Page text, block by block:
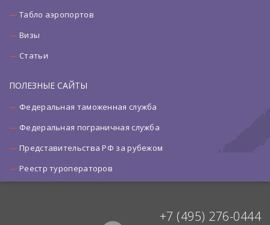
Табло аэропортов
Визы
Статьи
ПОЛЕЗНЫЕ САЙТЫ
Федеральная таможенная служба
Федеральная пограничная служба
Представительства РФ за рубежом
Реестр туроператоров
+7 (495) 276-0444